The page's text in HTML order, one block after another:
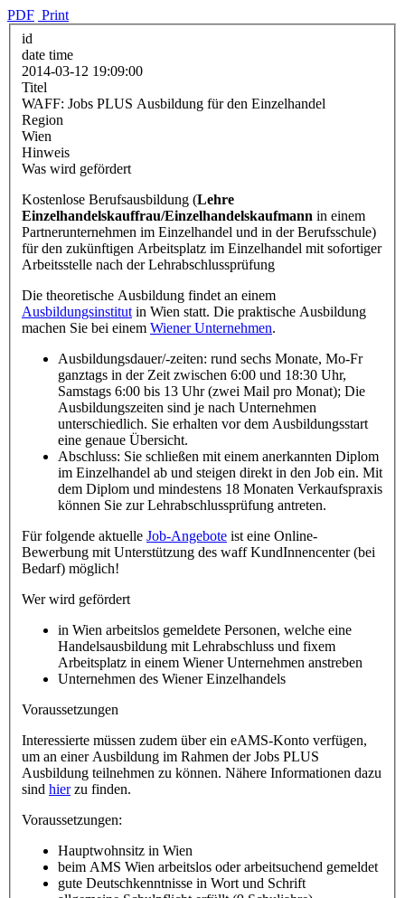
PDF Print
id
date time
2014-03-12 19:09:00
Titel
WAFF: Jobs PLUS Ausbildung für den Einzelhandel
Region
Wien
Hinweis
Was wird gefördert
Kostenlose Berufsausbildung (Lehre
Einzelhandelskauffrau/Einzelhandelskaufmann in einem
Partnerunternehmen im Einzelhandel und in der Berufsschule)
für den zukünftigen Arbeitsplatz im Einzelhandel mit sofortiger
Arbeitsstelle nach der Lehrabschlussprüfung
Die theoretische Ausbildung findet an einem
Ausbildungsinstitut in Wien statt. Die praktische Ausbildung
machen Sie bei einem Wiener Unternehmen.
Ausbildungsdauer/-zeiten: rund sechs Monate, Mo-Fr
ganztags in der Zeit zwischen 6:00 und 18:30 Uhr,
Samstags 6:00 bis 13 Uhr (zwei Mail pro Monat); Die
Ausbildungszeiten sind je nach Unternehmen
unterschiedlich. Sie erhalten vor dem Ausbildungsstart
eine genaue Übersicht.
Abschluss: Sie schließen mit einem anerkannten Diplom
im Einzelhandel ab und steigen direkt in den Job ein. Mit
dem Diplom und mindestens 18 Monaten Verkaufspraxis
können Sie zur Lehrabschlussprüfung antreten.
Für folgende aktuelle Job-Angebote ist eine Online-
Bewerbung mit Unterstützung des waff KundInnencenter (bei
Bedarf) möglich!
Wer wird gefördert
in Wien arbeitslos gemeldete Personen, welche eine
Handelsausbildung mit Lehrabschluss und fixem
Arbeitsplatz in einem Wiener Unternehmen anstreben
Unternehmen des Wiener Einzelhandels
Voraussetzungen
Interessierte müssen zudem über ein eAMS-Konto verfügen,
um an einer Ausbildung im Rahmen der Jobs PLUS
Ausbildung teilnehmen zu können. Nähere Informationen dazu
sind hierzu finden.
Voraussetzungen:
Hauptwohnsitz in Wien
beim AMS Wien arbeitslos oder arbeitsuchend gemeldet
gute Deutschkenntnisse in Wort und Schrift